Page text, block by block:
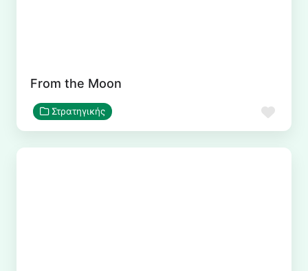
From the Moon
Στρατηγικής